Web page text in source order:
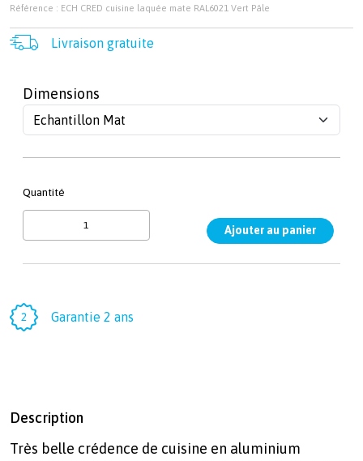
Référence : ECH CRED cuisine laquée mate RAL6021 Vert Pâle
Livraison gratuite
Dimensions
Quantité
Garantie 2 ans
Description
Très belle crédence de cuisine en aluminium